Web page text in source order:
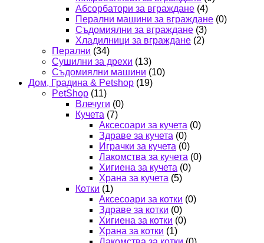
Абсорбатори за вграждане (4)
Перални машини за вграждане (0)
Съдомиялни за вграждане (3)
Хладилници за вграждане (2)
Перални (34)
Сушилни за дрехи (13)
Съдомиялни машини (10)
Дом, Градина & Petshop (19)
PetShop (11)
Влечуги (0)
Кучета (7)
Аксесоари за кучета (0)
Здраве за кучета (0)
Играчки за кучета (0)
Лакомства за кучета (0)
Хигиена за кучета (0)
Храна за кучета (5)
Котки (1)
Аксесоари за котки (0)
Здраве за котки (0)
Хигиена за котки (0)
Храна за котки (1)